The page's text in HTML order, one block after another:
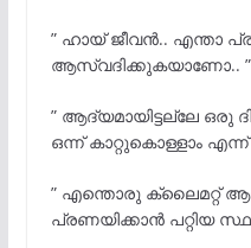
” ഹായ് ജീവൻ.. എന്താ
ആസ്വദിക്കുകയാണോ.. ”
” ആദ്യമായിട്ടല്ലേ ഒരു
ഒന്ന് കാറ്റുകൊള്ളാം
” എന്തൊരു ക്ലൈമറ്റ്
പ്രണയിക്കാൻ പറ്റിയ